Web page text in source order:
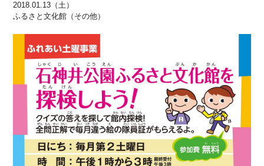
2018.01.13（土）
ふるさと文化館（その他）